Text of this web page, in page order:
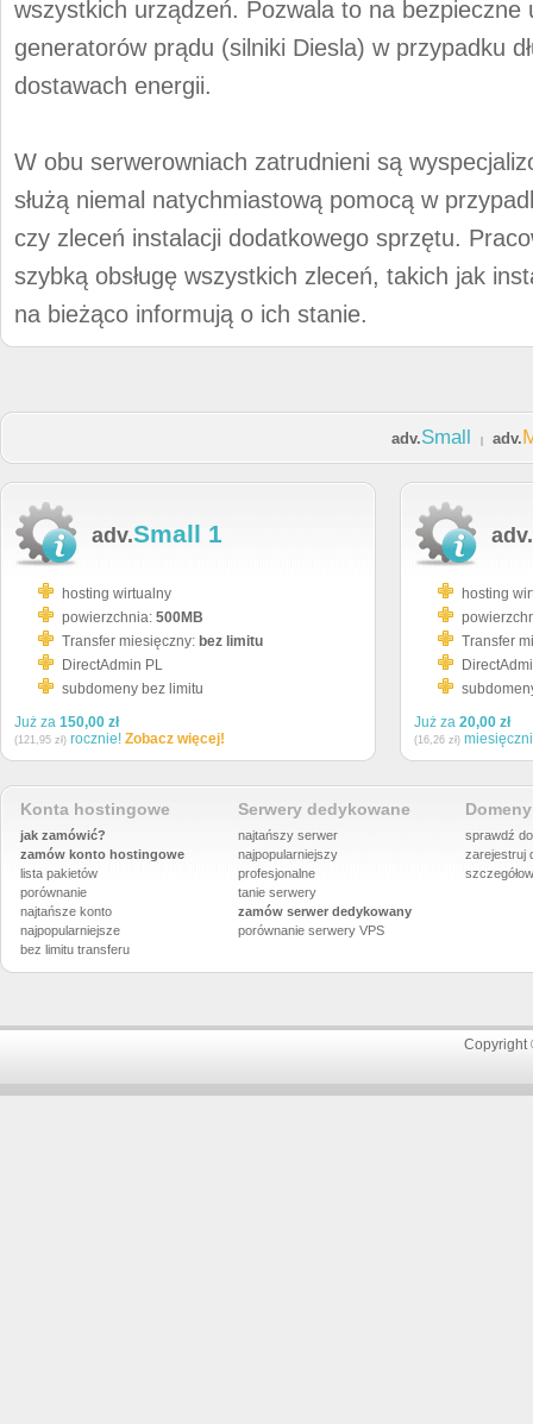
wszystkich urządzeń. Pozwala to na bezpieczne
generatorów prądu (silniki Diesla) w przypadku
dostawach energii.
W obu serwerowniach zatrudnieni są
służą niemal natychmiastową pomocą w
czy zleceń instalacji dodatkowego sprzętu.
szybką obsługę wszystkich zleceń, takich jak
na bieżąco informują o ich stanie.
adv.Small adv.
adv.Small 1
hosting wirtualny
powierzchnia: 500MB
Transfer miesięczny: bez limitu
DirectAdmin PL
subdomeny bez limitu
Już za 150,00 zł
(121,95 zł) rocznie! Zobacz więcej!
adv.
hosting
Transfer
Już za 20,00 zł
(16,26 zł)
Konta hostingowe
jak zamówić?
zamów konto hostingowe
lista pakietów
porównanie
najtańsze konto
najpopularniejsze
bez limitu transferu
Serwery dedykowane
najtańszy serwer
najpopularniejszy
profesjonalne
tanie serwery
zamów serwer dedykowany
porównanie serwery VPS
sprawdź
zarejestruj
Copyright